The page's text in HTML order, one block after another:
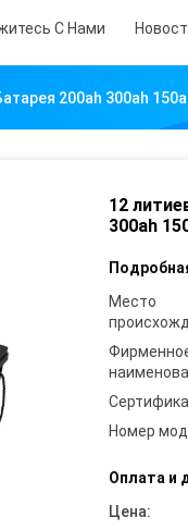
С Нами
200ah 300ah
12
300ah
Место
Номер
Оплата и
Цена: